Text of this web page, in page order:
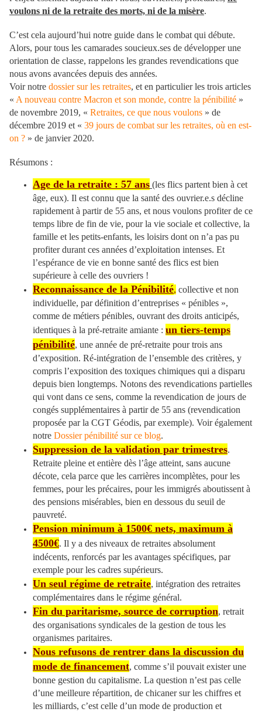
voulons ni de la retraite des morts, ni de la misère.
C’est cela aujourd’hui notre guide dans le combat qui débute.
Alors, pour tous les camarades soucieux.ses de développer une
orientation de classe, rappelons les grandes revendications que
nous avons avancées depuis des années.
Voir notre dossier sur les retraites, et en particulier les trois articles
« A nouveau contre Macron et son monde, contre la pénibilité »
de novembre 2019, « Retraites, ce que nous voulons » de
décembre 2019 et « 39 jours de combat sur les retraites, où en est-
on ? » de janvier 2020.
Résumons :
Age de la retraite : 57 ans (les flics partent bien à cet
âge, eux). Il est connu que la santé des ouvrier.e.s décline
rapidement à partir de 55 ans, et nous voulons profiter de ce
temps libre de fin de vie, pour la vie sociale et collective, la
famille et les petits-enfants, les loisirs dont on n’a pas pu
profiter durant ces années d’exploitation intenses. Et
l’espérance de vie en bonne santé des flics est bien
supérieure à celle des ouvriers !
Reconnaissance de la Pénibilité, collective et non
individuelle, par définition d’entreprises « pénibles »,
comme de métiers pénibles, ouvrant des droits anticipés,
identiques à la pré-retraite amiante : un tiers-temps
pénibilité, une année de pré-retraite pour trois ans
d’exposition. Ré-intégration de l’ensemble des critères, y
compris l’exposition des toxiques chimiques qui a disparu
depuis bien longtemps. Notons des revendications partielles
qui vont dans ce sens, comme la revendication de jours de
congés supplémentaires à partir de 55 ans (revendication
proposée par la CGT Géodis, par exemple). Voir également
notre Dossier pénibilité sur ce blog.
Suppression de la validation par trimestres.
Retraite pleine et entière dès l’âge atteint, sans aucune
décote, cela parce que les carrières incomplètes, pour les
femmes, pour les précaires, pour les immigrés aboutissent à
des pensions misérables, bien en dessous du seuil de
pauvreté.
Pension minimum à 1500€ nets, maximum à
4500€. Il y a des niveaux de retraites absolument
indécents, renforcés par les avantages spécifiques, par
exemple pour les cadres supérieurs.
Un seul régime de retraite, intégration des retraites
complémentaires dans le régime général.
Fin du paritarisme, source de corruption, retrait
des organisations syndicales de la gestion de tous les
organismes paritaires.
Nous refusons de rentrer dans la discussion du
mode de financement, comme s’il pouvait exister une
bonne gestion du capitalisme. La question n’est pas celle
d’une meilleure répartition, de chicaner sur les chiffres et
les milliards, c’est celle d’un mode de production et